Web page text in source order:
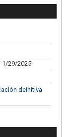
1/29/2025
deinitiva